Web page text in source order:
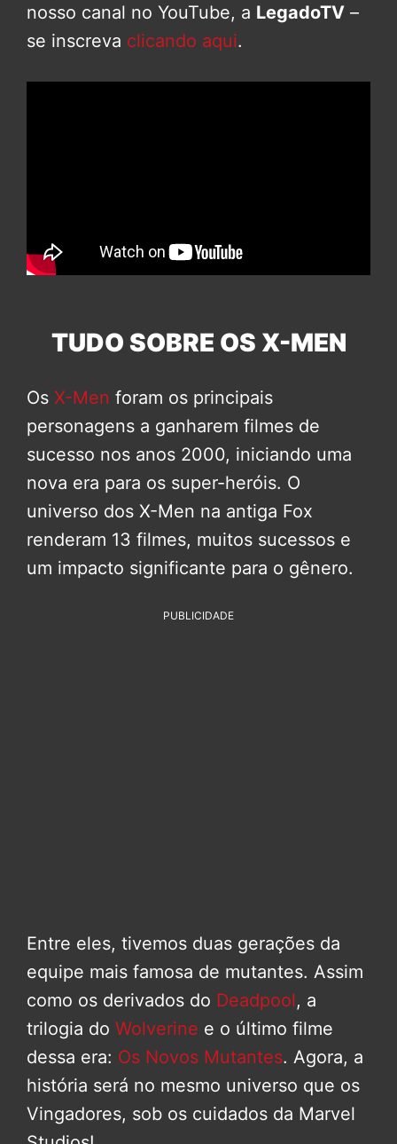
nosso canal no YouTube, a LegadoTV –
se inscreva clicando aqui.
TUDO SOBRE OS X-MEN
Os X-Men foram os principais
personagens a ganharem filmes de
sucesso nos anos 2000, iniciando uma
nova era para os super-heróis. O
universo dos X-Men na antiga Fox
renderam 13 filmes, muitos sucessos e
um impacto significante para o gênero.
PUBLICIDADE
Entre eles, tivemos duas gerações da
equipe mais famosa de mutantes. Assim
como os derivados do Deadpool, a
trilogia do Wolverine e o último filme
dessa era: Os Novos Mutantes. Agora, a
história será no mesmo universo que os
Vingadores, sob os cuidados da Marvel